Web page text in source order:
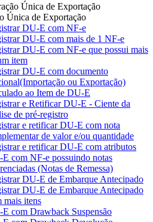
Única de Exportação
Única de Exportação
DU-E com NF-e
DU-E com mais de 1 NF-e
DU-E com NF-e que possui mais
item
DU-E com documento
ou Exportação)
ao Item de DU-E
e Retificar DU-E - Ciente da
de pré-registro
e retificar DU-E com nota
de valor e/ou quantidade
e retificar DU-E com atributos
com NF-e possuindo notas
(Notas de Remessa)
DU-E de Embarque Antecipado
DU-E de Embarque Antecipado
mais itens
com Drawback Suspensão